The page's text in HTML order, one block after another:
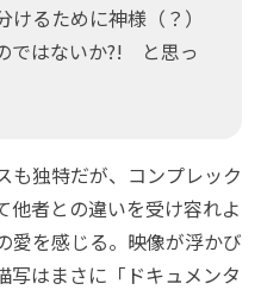
るために神様（？）
ではないか?! と思っ
独特だが、コンプレック
他者との違いを受け容れよ
愛を感じる。映像が浮かび
写はまさに「ドキュメンタ